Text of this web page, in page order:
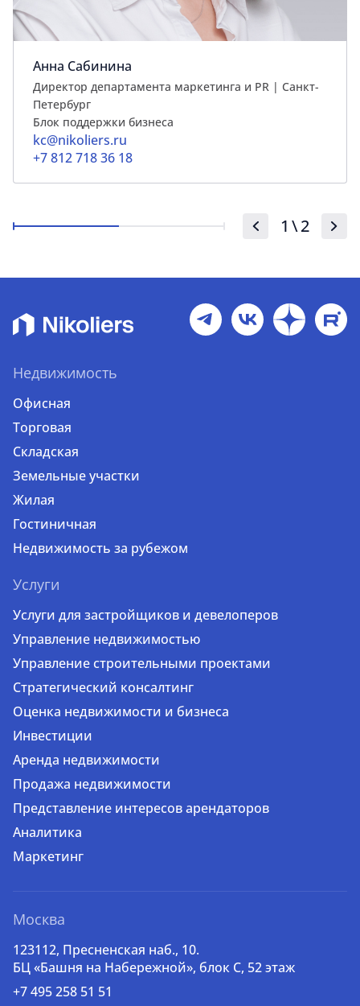
Анна Сабинина
Директор департамента маркетинга и PR | Cанкт-
Петербург
Блок поддержки бизнеса
kc@nikoliers.ru
+7 812 718 36 18
1 \2
Недвижимость
Офисная
Торговая
Складская
Земельные участки
Жилая
Гостиничная
Недвижимость за рубежом
Услуги
Услуги для застройщиков и девелоперов
Управление недвижимостью
Управление строительными проектами
Стратегический консалтинг
Оценка недвижимости и бизнеса
Инвестиции
Аренда недвижимости
Продажа недвижимости
Представление интересов арендаторов
Аналитика
Маркетинг
Москва
123112, Пресненская наб., 10.
БЦ «Башня на Набережной», блок С, 52 этаж
+7 495 258 51 51